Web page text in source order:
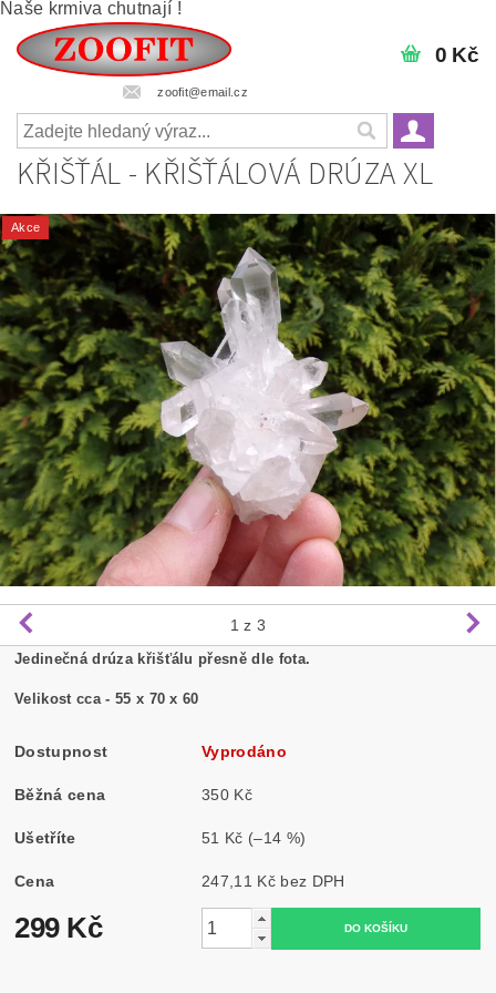
Naše krmiva chutnají !
zoofit@email.cz
0 Kč
KŘIŠŤÁL - KŘIŠŤÁLOVÁ DRÚZA XL
Akce
1 z 3
Jedinečná drúza křišťálu přesně dle fota.
Velikost cca - 55 x 70 x 60
Dostupnost Vyprodáno
Běžná cena 350 Kč
Ušetříte 51 Kč (–14 %)
Cena 247,11 Kč bez DPH
299 Kč